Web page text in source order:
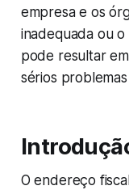
empresa e os
inadequada ou
pode resultar
sérios
O endereço